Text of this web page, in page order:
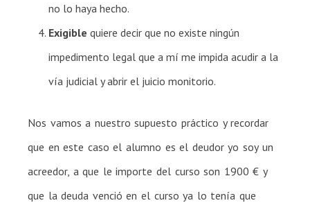
no lo haya hecho.
Exigible quiere decir que no existe ningún
impedimento legal que a mí me impida acudir a la
vía judicial y abrir el juicio monitorio.
Nos vamos a nuestro supuesto práctico y recordar
que en este caso el alumno es el deudor yo soy un
acreedor, a que le importe del curso son 1900 € y
que la deuda venció en el curso ya lo tenía que